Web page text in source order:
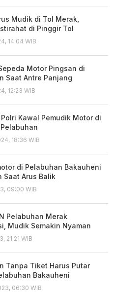
Mudik di Tol Merak,
di Pinggir Tol
14:04 WIB
Motor Pingsan di
Saat Antre Panjang
12:23 WIB
Kawal Pemudik Motor di
18:36 WIB
di Pelabuhan Bakauheni
Saat Arus Balik
09:00 WIB
Pelabuhan Merak
Mudik Semakin Nyaman
21:21 WIB
Tanpa Tiket Harus Putar
Bakauheni
06:30 WIB